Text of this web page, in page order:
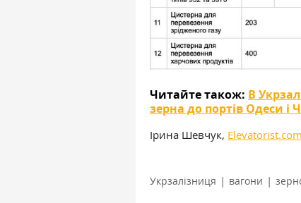
Читайте також: В
зерна до портів Одеси
Ірина Шевчук, Elevatorist.com
Укрзалізниця | вагони |